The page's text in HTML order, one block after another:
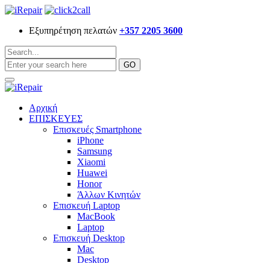
Εξυπηρέτηση πελατών +357 2205 3600
Αρχική
ΕΠΙΣΚΕΥΕΣ
Επισκευές Smartphone
iPhone
Samsung
Xiaomi
Huawei
Honor
Άλλων Κινητών
Επισκευή Laptop
MacBook
Laptop
Επισκευή Desktop
Mac
Desktop